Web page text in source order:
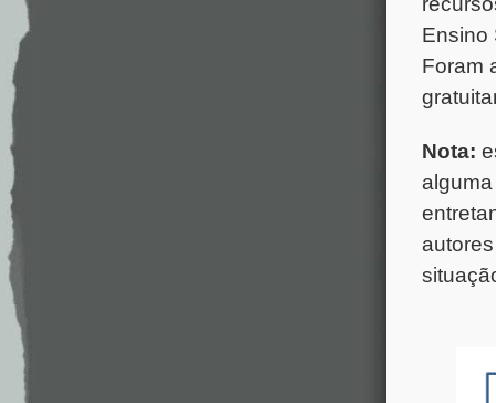
Ensino
Foram
Nota: